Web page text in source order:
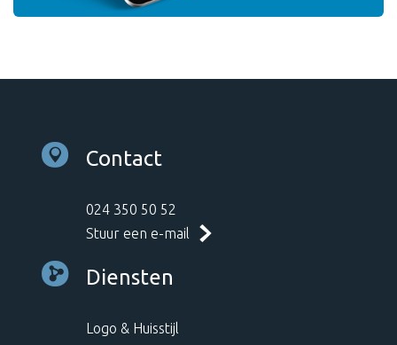
Contact
024 350 50 52
Stuur een e-mail
Diensten
Logo & Huisstijl